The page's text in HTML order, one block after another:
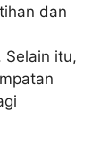
dan
Selain itu,